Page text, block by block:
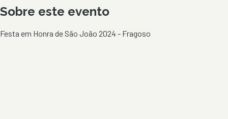
Sobre este evento
Festa em Honra de São João 2024 - Fragoso